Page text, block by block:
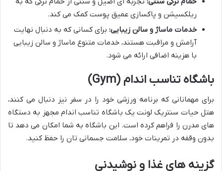
ریلکسیشن و پاکسازی عمیق پوست کمک می کند.
خدمات ماساژ و سالن زیبایی: برای کسانی که به دنبال نهایت
آرامش و مراقبت هستند، خدمات متنوع ماساژ و سالن زیبایی
با هزینه اضافی ارائه می شود.
باشگاه تناسب اندام (Gym)
برای مهمانانی که برنامه ورزشی خود را در سفر نیز دنبال می کنند،
هتل حیات سنتریک لونت یک باشگاه تناسب اندام مجهز به دستگاه
های مدرن را فراهم کرده است. این باشگاه به شما امکان می دهد تا
بدون وقفه در تمرینات خود، سلامت جسمانی تان را حفظ کنید.
گزینه های غذا و نوشیدنی